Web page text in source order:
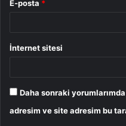
E-posta *
İnternet sitesi
Daha sonraki
adresim ve site adresim bu